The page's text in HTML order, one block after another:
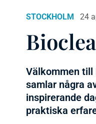
STOCKHOLM 24
Välkommen till
samlar några
inspirerande
praktiska